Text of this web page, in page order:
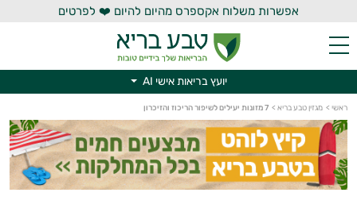
אפשרות משלוח אקספרס מהיום להיום ❤️ לפרטים
יועץ בריאות אישי AI
ראשי > מגזין טבע בריא > 7 מזונות יעילים לשיפור הריכוז והזיכרון
יועץ בריאות אישי AI